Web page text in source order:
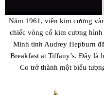
Năm 1961, viên kim cương
chiếc vòng cổ kim cương hình
Minh tinh Audrey Hepburn
Breakfast at Tiffany’s. Đây là
Co trở thành một biểu